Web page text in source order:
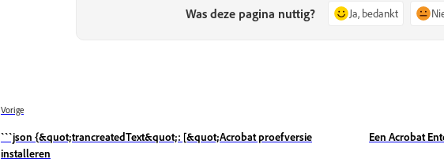
Was deze pagina nuttig? Ja, bedankt
Vorige
```json {&quot;trancreatedText&quot;: [&quot;Acrobat proefversie
installeren
Een Acrobat